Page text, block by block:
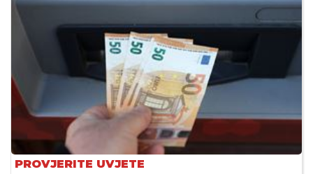
PROVJERITE UVJETE